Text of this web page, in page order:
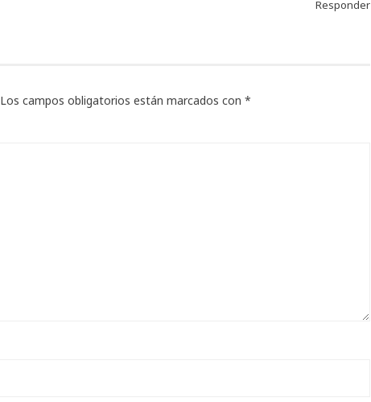
Responder
Los campos obligatorios están marcados con *